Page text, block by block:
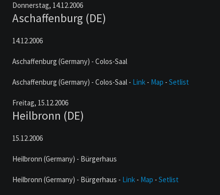
Donnerstag, 14.12.2006
Aschaffenburg (DE)
14.12.2006
Aschaffenburg (Germany) - Colos-Saal
Aschaffenburg (Germany) - Colos-Saal - Link- Map - Setlist
Freitag, 15.12.2006
Heilbronn (DE)
15.12.2006
Heilbronn (Germany) - Bürgerhaus
Heilbronn (Germany) - Bürgerhaus - Link- Map - Setlist